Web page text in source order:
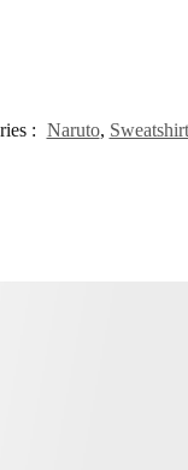
: Naruto, Sweatshirt